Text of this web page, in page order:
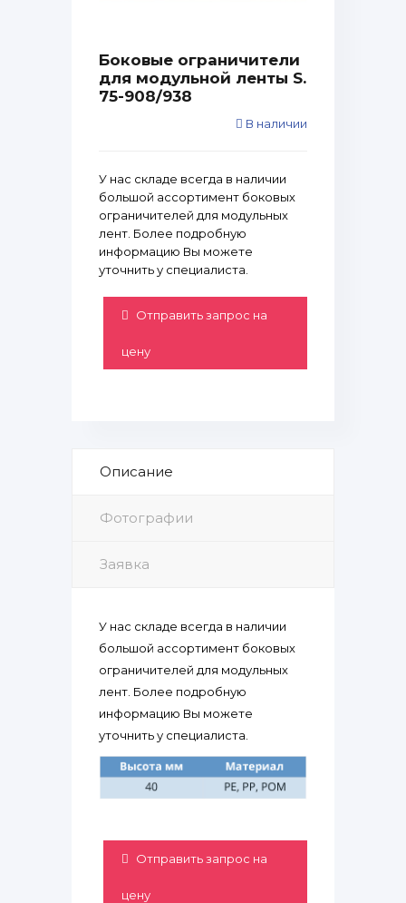
Боковые ограничители
для модульной ленты S.
75-908/938
В наличии
У нас складе всегда в наличии
большой ассортимент боковых
ограничителей для модульных
лент. Более подробную
информацию Вы можете
уточнить у специалиста.
Отправить запрос на
цену
Описание
Фотографии
Заявка
У нас складе всегда в наличии
большой ассортимент боковых
ограничителей для модульных
лент. Более подробную
информацию Вы можете
уточнить у специалиста.
Отправить запрос на
цену